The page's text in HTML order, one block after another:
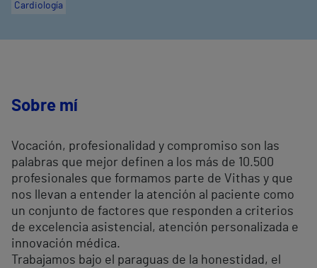
Cardiología
Sobre mí
Vocación, profesionalidad y compromiso son las
palabras que mejor definen a los más de 10.500
profesionales que formamos parte de Vithas y que
nos llevan a entender la atención al paciente como
un conjunto de factores que responden a criterios
de excelencia asistencial, atención personalizada e
innovación médica.
Trabajamos bajo el paraguas de la honestidad, el